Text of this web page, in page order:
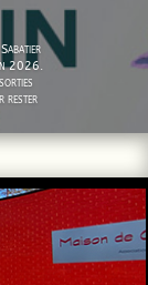
2026.
rester